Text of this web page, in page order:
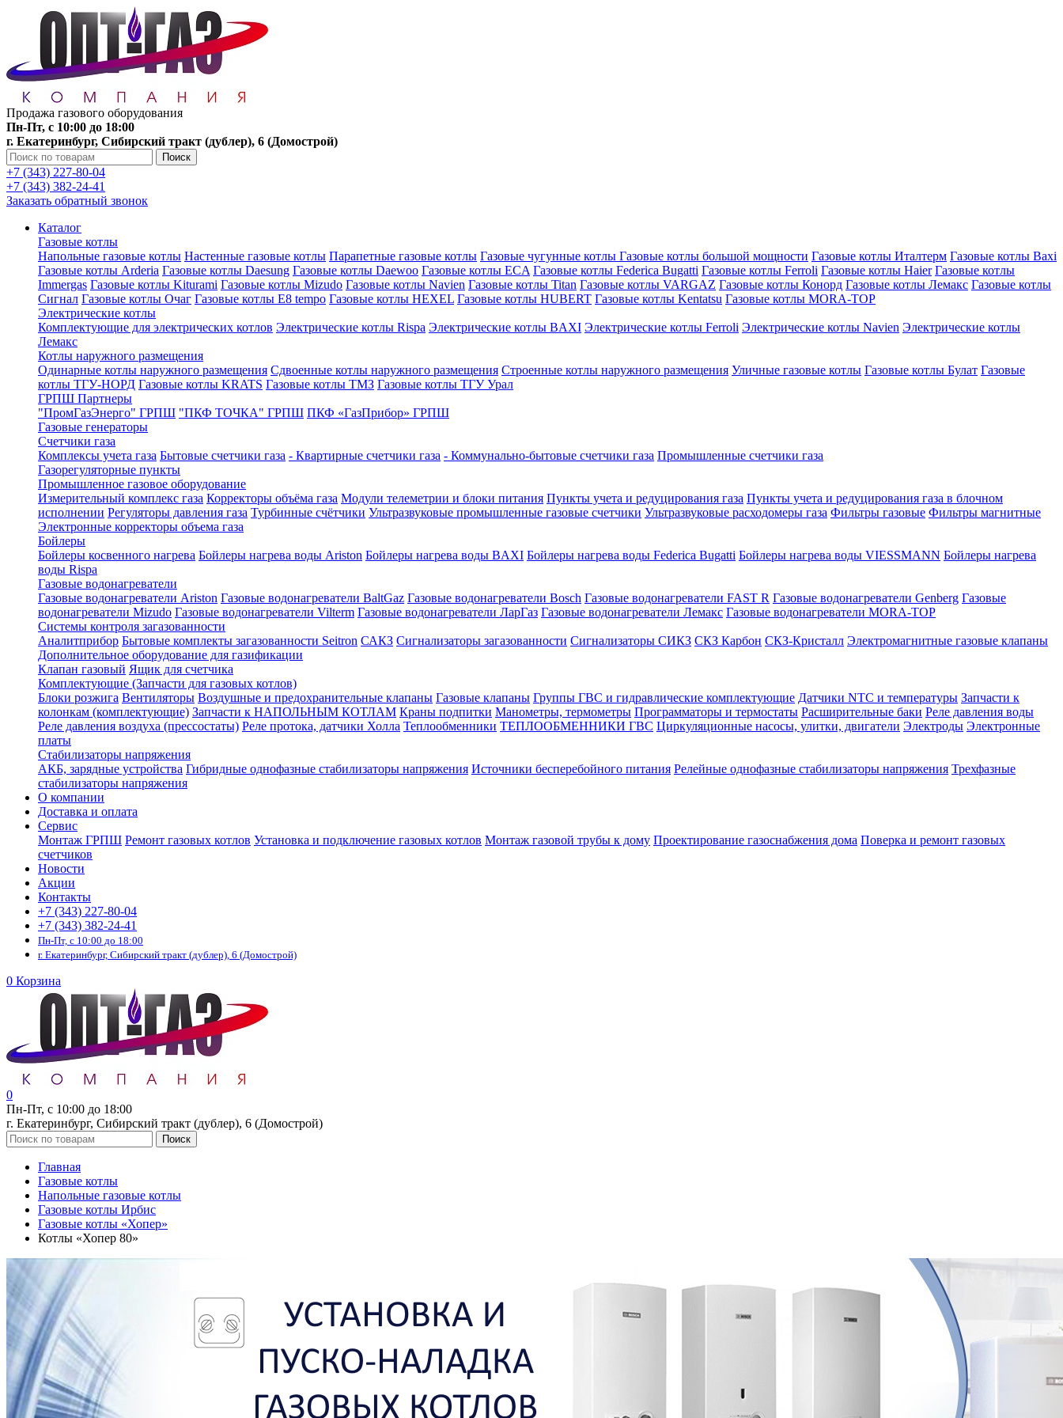
Продажа газового оборудования
Пн-Пт, с 10:00 до 18:00
г. Екатеринбург, Сибирский тракт (дублер), 6 (Домострой)
Поиск
+7 (343) 227-80-04
+7 (343) 382-24-41
Заказать обратный звонок
Каталог
Газовые котлы
Напольные газовые котлы Настенные газовые котлы Парапетные газовые котлы Газовые чугунные котлы Газовые котлы большой мощности Газовые котлы Италтерм Газовые котлы Baxi
Газовые котлы Arderia Газовые котлы Daesung Газовые котлы Daewoo Газовые котлы ECA Газовые котлы Federica Bugatti Газовые котлы Ferroli Газовые котлы Haier Газовые котлы
Immergas Газовые котлы Kiturami Газовые котлы Mizudo Газовые котлы Navien Газовые котлы Titan Газовые котлы VARGAZ Газовые котлы Конорд Газовые котлы Лемакс Газовые котлы
Сигнал Газовые котлы Очаг Газовые котлы E8 tempo Газовые котлы HEXEL Газовые котлы HUBERT Газовые котлы Kentatsu Газовые котлы MORA-TOP
Электрические котлы
Комплектующие для электрических котлов Электрические котлы Rispa Электрические котлы BAXI Электрические котлы Ferroli Электрические котлы Navien Электрические котлы
Лемакс
Котлы наружного размещения
Одинарные котлы наружного размещения Сдвоенные котлы наружного размещения Строенные котлы наружного размещения Уличные газовые котлы Газовые котлы Булат Газовые
котлы ТГУ-НОРД Газовые котлы KRATS Газовые котлы ТМЗ Газовые котлы ТГУ Урал
ГРПШ Партнеры
"ПромГазЭнерго" ГРПШ "ПКФ ТОЧКА" ГРПШ ПКФ «ГазПрибор» ГРПШ
Газовые генераторы
Счетчики газа
Комплексы учета газа Бытовые счетчики газа - Квартирные счетчики газа - Коммунально-бытовые счетчики газа Промышленные счетчики газа
Газорегуляторные пункты
Промышленное газовое оборудование
Измерительный комплекс газа Корректоры объёма газа Модули телеметрии и блоки питания Пункты учета и редуцирования газа Пункты учета и редуцирования газа в блочном
исполнении Регуляторы давления газа Турбинные счётчики Ультразвуковые промышленные газовые счетчики Ультразвуковые расходомеры газа Фильтры газовые Фильтры магнитные
Электронные корректоры объема газа
Бойлеры
Бойлеры косвенного нагрева Бойлеры нагрева воды Ariston Бойлеры нагрева воды BAXI Бойлеры нагрева воды Federica Bugatti Бойлеры нагрева воды VIESSMANN Бойлеры нагрева
воды Rispa
Газовые водонагреватели
Газовые водонагреватели Ariston Газовые водонагреватели BaltGaz Газовые водонагреватели Bosch Газовые водонагреватели FAST R Газовые водонагреватели Genberg Газовые
водонагреватели Mizudo Газовые водонагреватели Vilterm Газовые водонагреватели ЛарГаз Газовые водонагреватели Лемакс Газовые водонагреватели MORA-TOP
Системы контроля загазованности
Аналитприбор Бытовые комплекты загазованности Seitron САКЗ Сигнализаторы загазованности Сигнализаторы СИКЗ СКЗ Карбон СКЗ-Кристалл Электромагнитные газовые клапаны
Дополнительное оборудование для газификации
Клапан газовый Ящик для счетчика
Комплектующие (Запчасти для газовых котлов)
Блоки розжига Вентиляторы Воздушные и предохранительные клапаны Газовые клапаны Группы ГВС и гидравлические комплектующие Датчики NTC и температуры Запчасти к
колонкам (комплектующие) Запчасти к НАПОЛЬНЫМ КОТЛАМ Краны подпитки Манометры, термометры Программаторы и термостаты Расширительные баки Реле давления воды
Реле давления воздуха (прессостаты) Реле протока, датчики Холла Теплообменники ТЕПЛООБМЕННИКИ ГВС Циркуляционные насосы, улитки, двигатели Электроды Электронные
платы
Стабилизаторы напряжения
АКБ, зарядные устройства Гибридные однофазные стабилизаторы напряжения Источники бесперебойного питания Релейные однофазные стабилизаторы напряжения Трехфазные
стабилизаторы напряжения
О компании
Доставка и оплата
Сервис
Монтаж ГРПШ Ремонт газовых котлов Установка и подключение газовых котлов Монтаж газовой трубы к дому Проектирование газоснабжения дома Поверка и ремонт газовых
счетчиков
Новости
Акции
Контакты
+7 (343) 227-80-04
+7 (343) 382-24-41
Пн-Пт, с 10:00 до 18:00
г. Екатеринбург, Сибирский тракт (дублер), 6 (Домострой)
0 Корзина
0
Пн-Пт, с 10:00 до 18:00
г. Екатеринбург, Сибирский тракт (дублер), 6 (Домострой)
Поиск
Главная
Газовые котлы
Напольные газовые котлы
Газовые котлы Ирбис
Газовые котлы «Хопер»
Котлы «Хопер 80»